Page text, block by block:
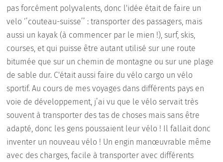
pas forcément polyvalents, donc l'idée était de faire un
velo ‘’couteau-suisse’’ : transporter des passagers, mais
aussi un kayak (à commencer par le mien !), surf, skis,
courses, et qui puisse être autant utilisé sur une route
bitumée que sur un chemin de montagne ou sur une plage
de sable dur. C'était aussi faire du vélo cargo un vélo
sportif. Au cours de mes voyages dans différents pays en
voie de développement, j’ai vu que le vélo servait très
souvent à transporter des tas de choses mais sans être
adapté, donc les gens poussaient leur vélo ! Il fallait donc
inventer un nouveau vélo ! Un engin manœuvrable même
avec des charges, facile à transporter avec différents